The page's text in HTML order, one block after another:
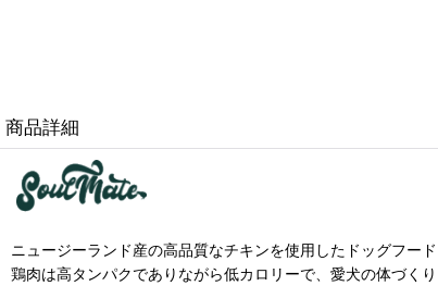
商品詳細
ニュージーランド産の高品質なチキンを使用したドッグフー
鶏肉は高タンパクでありながら低カロリーで、愛犬の体づく